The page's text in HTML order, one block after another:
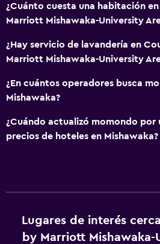
¿Cuánto cuesta una habitación
Marriott Mishawaka-University
¿Hay servicio de lavandería en
Marriott Mishawaka-University
¿En cuántos operadores busca
Mishawaka?
¿Cuándo actualizó momondo por
precios de hoteles en Mishawaka?
Lugares de interés
by Marriott Mishawaka-